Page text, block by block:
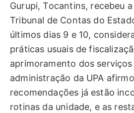
Gurupi, Tocantins, recebeu
Tribunal de Contas do
últimos dias 9 e 10,
práticas usuais de
aprimoramento dos serviços
administração da UPA
recomendações já estão
rotinas da unidade, e as